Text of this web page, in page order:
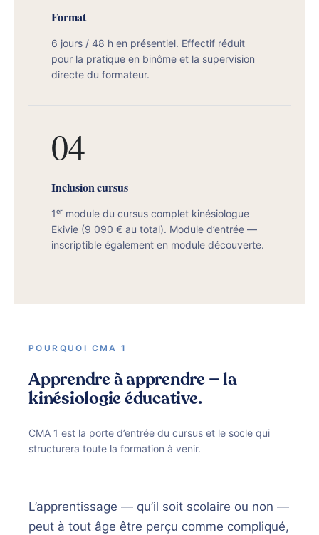
Format
6 jours / 48 h en présentiel. Effectif réduit
pour la pratique en binôme et la supervision
directe du formateur.
04
Inclusion cursus
1ᵉʳ module du cursus complet kinésiologue
Ekivie (9 090 € au total). Module d’entrée —
inscriptible également en module découverte.
POURQUOI CMA 1
Apprendre à apprendre — la
kinésiologie éducative.
CMA 1 est la porte d’entrée du cursus et le socle qui
structurera toute la formation à venir.
L’apprentissage — qu’il soit scolaire ou non —
peut à tout âge être perçu comme compliqué,